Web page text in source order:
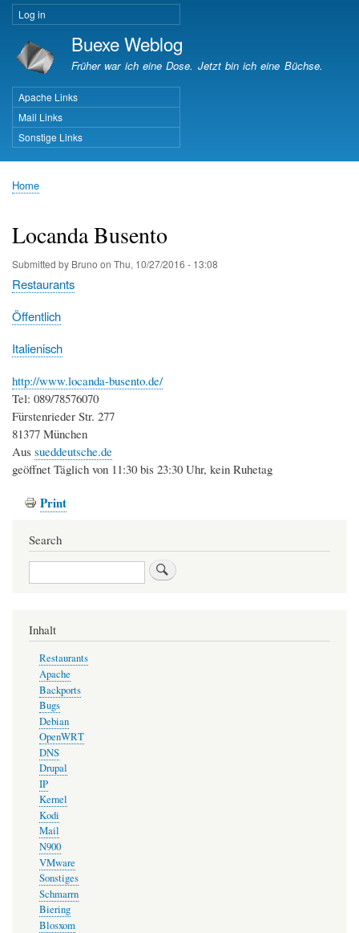
Skip
to
main
content
User
account
menu
Log in
Buexe Weblog
Früher war ich eine Dose. Jetzt bin ich eine Büchse.
Important Pages
Apache Links
Mail Links
Sonstige Links
Breadcrumb
Home
Locanda Busento
Submitted by Bruno on Thu, 10/27/2016 - 13:08
Restaurants
Öffentlich
Italienisch
http://www.locanda-busento.de/
Tel: 089/78576070
Fürstenrieder Str. 277
81377 München
Aus sueddeutsche.de
geöffnet Täglich von 11:30 bis 23:30 Uhr, kein Ruhetag
Print
Search
Search
Inhalt
Restaurants
Apache
Backports
Bugs
Debian
OpenWRT
DNS
Drupal
IP
Kernel
Kodi
Mail
N900
VMware
Sonstiges
Schmarrn
Biering
Blosxom